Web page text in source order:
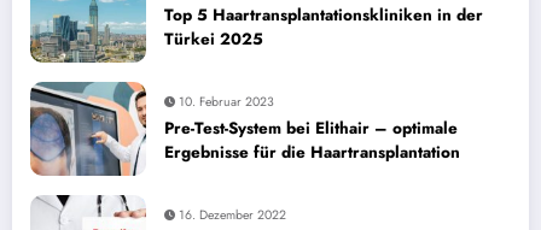
Top 5 Haartransplantationskliniken in der
Türkei 2025
10. Februar 2023
Pre-Test-System bei Elithair – optimale
Ergebnisse für die Haartransplantation
16. Dezember 2022